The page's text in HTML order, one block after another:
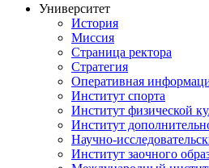
Университет
История
Миссия
Страница ректора
Стратегия
Оперативная
Институт спорта
Институт физической
Институт
Научно-
Институт заочного